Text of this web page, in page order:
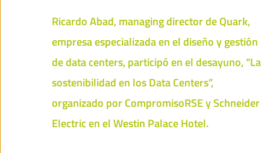
Ricardo Abad, managing director de Quark,
empresa especializada en el diseño y gestión
de data centers, participó en el desayuno, “La
sostenibilidad en los Data Centers”,
organizado por CompromisoRSE y Schneider
Electric en el Westin Palace Hotel.